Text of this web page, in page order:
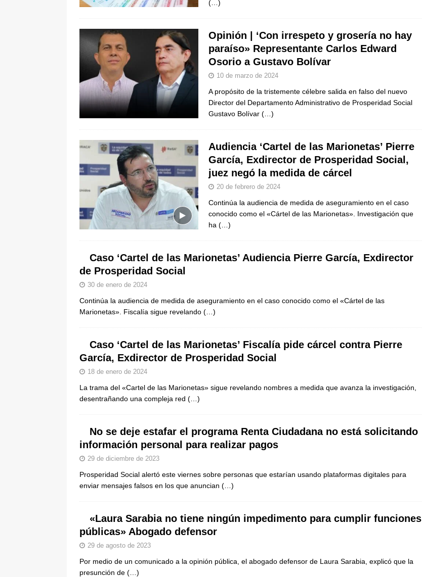
(…)
Opinión | ‘Con irrespeto y grosería no hay
paraíso» Representante Carlos Edward
Osorio a Gustavo Bolívar
10 de marzo de 2024
A propósito de la tristemente célebre salida en falso del nuevo
Director del Departamento Administrativo de Prosperidad Social
Gustavo Bolívar (…)
Audiencia ‘Cartel de las Marionetas’ Pierre
García, Exdirector de Prosperidad Social,
juez negó la medida de cárcel
20 de febrero de 2024
Continúa la audiencia de medida de aseguramiento en el caso
conocido como el «Cártel de las Marionetas». Investigación que
ha (…)
Caso ‘Cartel de las Marionetas’ Audiencia Pierre García, Exdirector
de Prosperidad Social
30 de enero de 2024
Continúa la audiencia de medida de aseguramiento en el caso conocido como el «Cártel de las
Marionetas». Fiscalía sigue revelando (…)
Caso ‘Cartel de las Marionetas’ Fiscalía pide cárcel contra Pierre
García, Exdirector de Prosperidad Social
18 de enero de 2024
La trama del «Cartel de las Marionetas» sigue revelando nombres a medida que avanza la investigación,
desentrañando una compleja red (…)
No se deje estafar el programa Renta Ciudadana no está solicitando
información personal para realizar pagos
29 de diciembre de 2023
Prosperidad Social alertó este viernes sobre personas que estarían usando plataformas digitales para
enviar mensajes falsos en los que anuncian (…)
«Laura Sarabia no tiene ningún impedimento para cumplir funciones
públicas» Abogado defensor
29 de agosto de 2023
Por medio de un comunicado a la opinión pública, el abogado defensor de Laura Sarabia, explicó que la
presunción de (…)